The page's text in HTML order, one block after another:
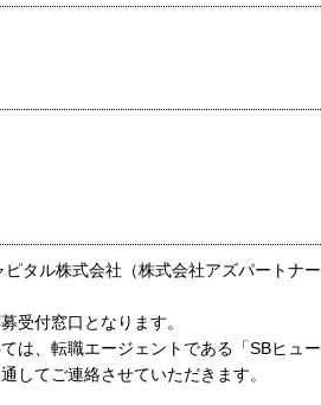
タル株式会社（株式会社アズパートナー
受付窓口となります。
は、転職エージェントである「SBヒュー
してご連絡させていただきます。